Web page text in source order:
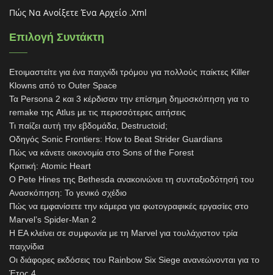
Πώς Να Ανοίξετε Ένα Αρχείο .xml
Επιλογή Συντάκτη
Ετοιμαστείτε για ένα παιχνίδι τρόμου για πολλούς παίκτες Killer
Klowns από το Outer Space
Τα Persona 2 και 3 κέρδισαν την επίσημη δημοσκόπηση για το
remake της Atlus με τις περισσότερες αιτήσεις
Τι παίζει αυτή την εβδομάδα, Destructoid;
Οδηγός Sonic Frontiers: How to Beat Strider Guardians
Πώς να κάνετε οικονομία στο Sons of the Forest
Κριτική: Atomic Heart
Ο Pete Hines της Bethesda ανακοινώνει τη συνταξιοδότησή του
Ανασκόπηση: Το γενικό σχέδιο
Πώς να εμφανίσετε την κάμερα για φωτογραφικές εργασίες στο
Marvel’s Spider-Man 2
Η EA κλείνει σε συμφωνία με τη Marvel για τουλάχιστον τρία
παιχνίδια
Οι διάφορες εκδόσεις του Rainbow Six Siege ανανεώνονται για το
Έτος 4